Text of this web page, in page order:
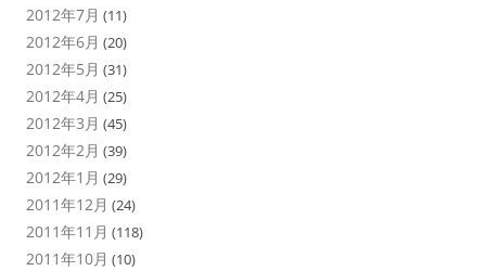
2012年7月 (11)
2012年6月 (20)
2012年5月 (31)
2012年4月 (25)
2012年3月 (45)
2012年2月 (39)
2012年1月 (29)
2011年12月 (24)
2011年11月 (118)
2011年10月 (10)